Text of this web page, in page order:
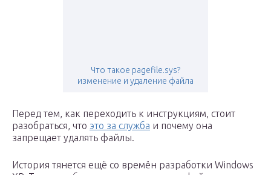
Что такое pagefile.sys?
изменение и удаление файла
Перед тем, как переходить к инструкциям, стоит
разобраться, что это за служба и почему она
запрещает удалять файлы.
История тянется ещё со времён разработки Windows